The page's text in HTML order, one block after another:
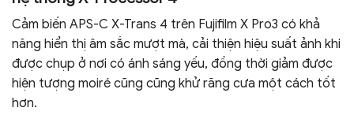
Cảm biến APS-C X-Trans 4 trên Fujifilm X Pro3 có khả
năng hiển thị âm sắc mượt mà, cải thiện hiệu suất ảnh khi
được chụp ở nơi có ánh sáng yếu, đồng thời giảm được
hiện tượng moiré cũng cũng khử răng cưa một cách tốt
hơn.